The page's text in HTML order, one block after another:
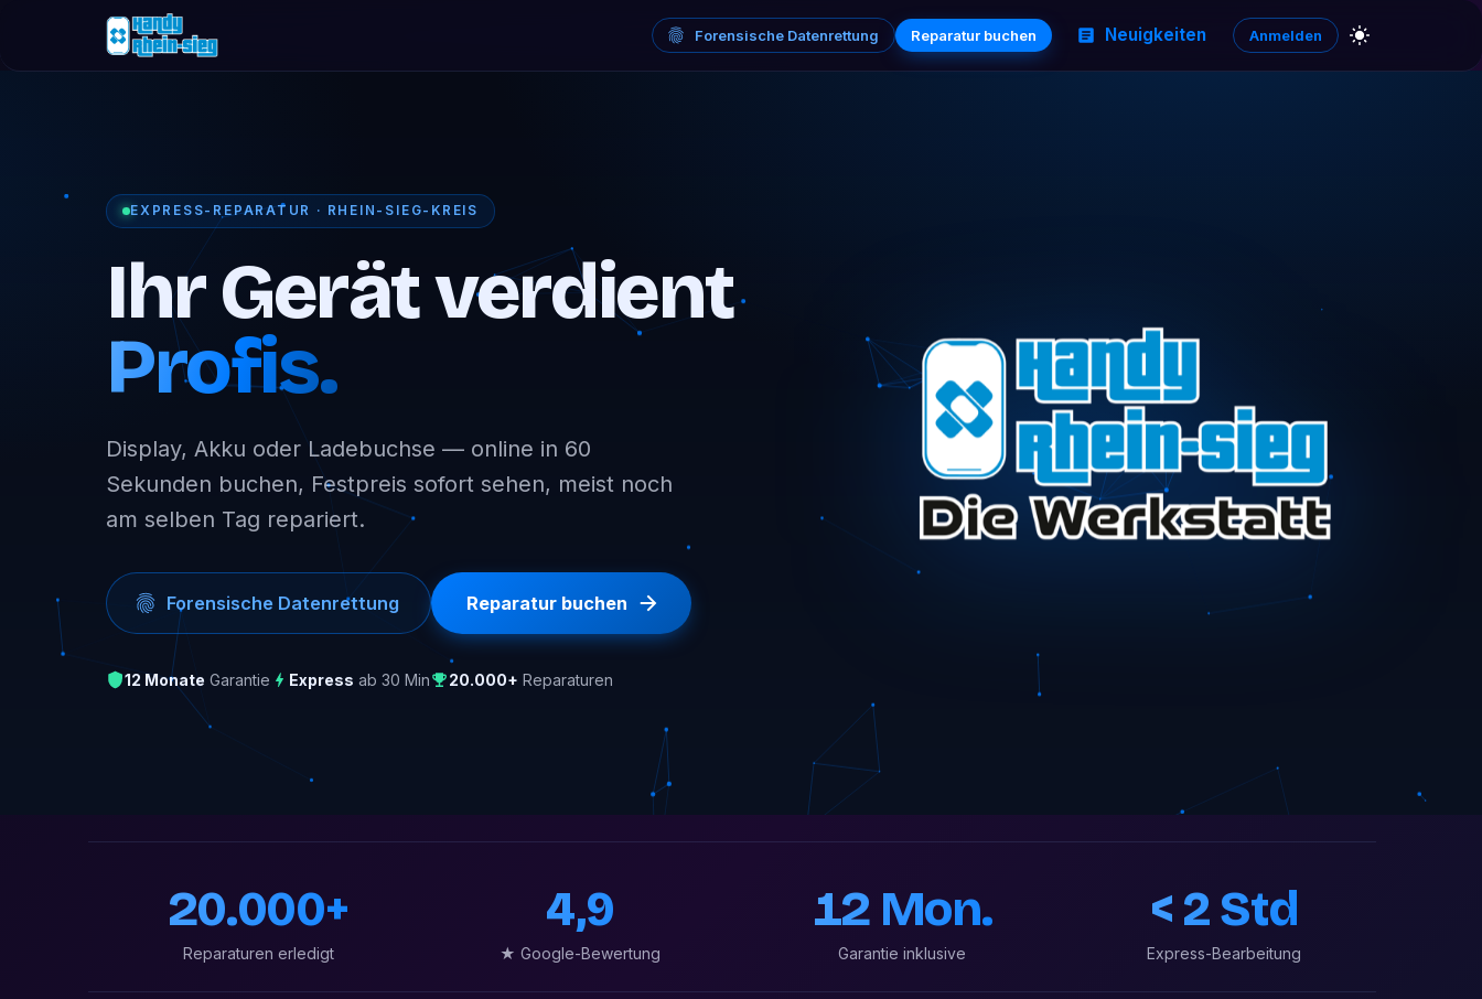
Forensische Datenrettung Reparatur buchen Neuigkeiten Anmelden
EXPRESS-REPARATUR · RHEIN-SIEG-KREIS
Ihr Gerät verdient
Profis.
Display, Akku oder Ladebuchse — online in 60
Sekunden buchen, Festpreis sofort sehen, meist noch
am selben Tag repariert.
Forensische Datenrettung Reparatur buchen
12 Monate Garantie Express ab 30 Min 20.000+ Reparaturen
20.000+
Reparaturen erledigt
4,9
★ Google-Bewertung
12 Mon.
Garantie inklusive
< 2 Std
Express-Bearbeitung